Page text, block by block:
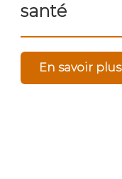
santé
En savoir plus